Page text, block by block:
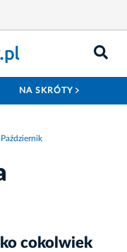
NA SKRÓTY
Październik
cokolwiek